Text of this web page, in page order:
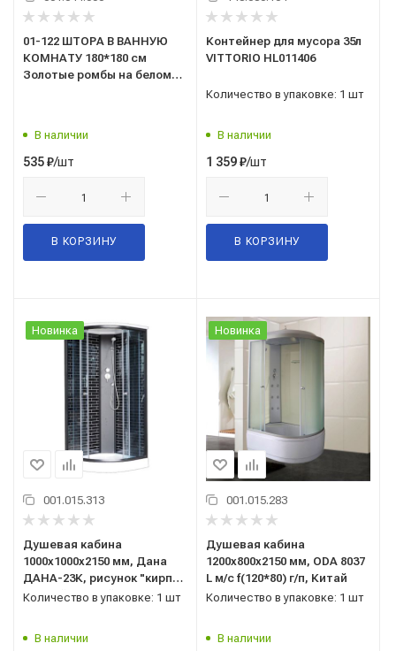
01-122 ШТОРА В ВАННУЮ
КОМНАТУ 180*180 см
Золотые ромбы на белом
В наличии
535₽/шт
В КОРЗИНУ
Контейнер для мусора 35л
VITTORIO HL011406
Количество в упаковке: 1 шт
В наличии
1 359₽/шт
В КОРЗИНУ
Новинка
001.015.313
Душевая кабина
1000x1000x2150 мм, Дана
ДАНА-23К, рисунок "кирпич
черный", Китай
Количество в упаковке: 1 шт
В наличии
Новинка
001.015.283
Душевая кабина
1200x800x2150 мм, ODA 8037
L м/с f(120*80) г/п, Китай
Количество в упаковке: 1 шт
В наличии